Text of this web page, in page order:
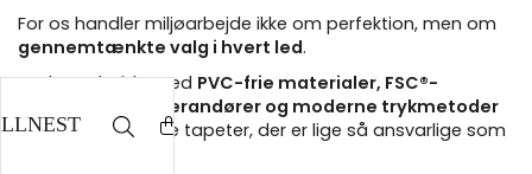
For os handler miljøarbejde ikke om perfektion, men om
gennemtænkte valg i hvert led.
Ved at arbejde med PVC-frie materialer, FSC®-
certificerede leverandører og moderne trykmetoder
ønsker vi at tilbyde tapeter, der er lige så ansvarlige som